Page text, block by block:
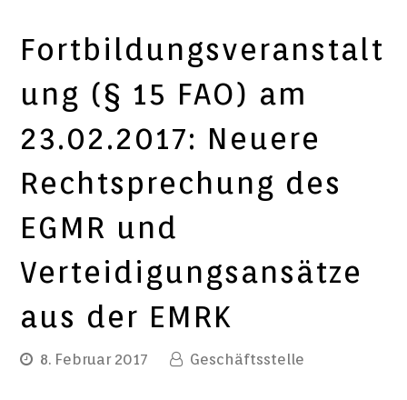
Fortbildungsveranstalt
ung (§ 15 FAO) am
23.02.2017: Neuere
Rechtsprechung des
EGMR und
Verteidigungsansätze
aus der EMRK
8. Februar 2017 Geschäftsstelle